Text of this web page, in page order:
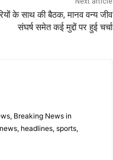
के साथ की बैठक, मानव वन्य जीव
संघर्ष समेत कई मुद्दों पर हुई चर्चा
Breaking News in
headlines, sports,